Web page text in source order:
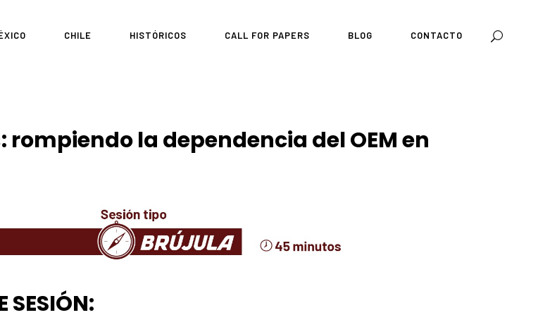
CHILE HISTÓRICOS CALL FOR PAPERS BLOG CONTACTO
la dependencia del OEM en
SESIÓN: